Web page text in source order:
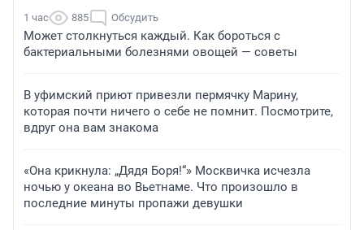
1 час 885 Обсудить
Может столкнуться каждый. Как бороться с
бактериальными болезнями овощей — советы
В уфимский приют привезли пермячку Марину,
которая почти ничего о себе не помнит. Посмотрите,
вдруг она вам знакома
«Она крикнула: „Дядя Боря!“» Москвичка исчезла
ночью у океана во Вьетнаме. Что произошло в
последние минуты пропажи девушки